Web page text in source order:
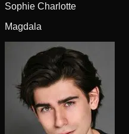
Sophie Charlotte
Magdala